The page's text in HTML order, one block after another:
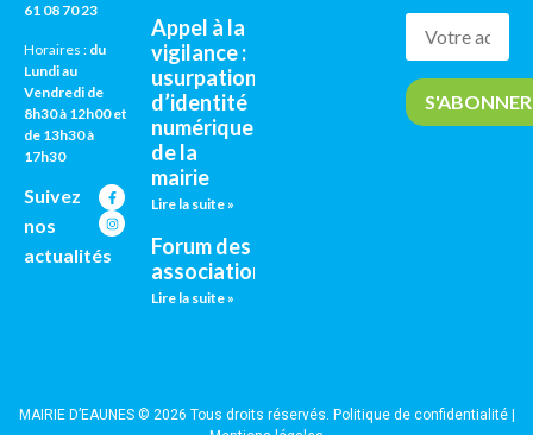
61 08 70 23
Horaires : du
Lundi au
Vendredi de
8h30 à 12h00 et
de 13h30 à
17h30
Suivez
nos
actualités
Appel à la
vigilance :
usurpation
d’identité
numérique
de la
mairie
Lire la suite »
Forum des
associations
Lire la suite »
MAIRIE D’EAUNES © 2026 Tous droits réservés. Politique de confidentialité|